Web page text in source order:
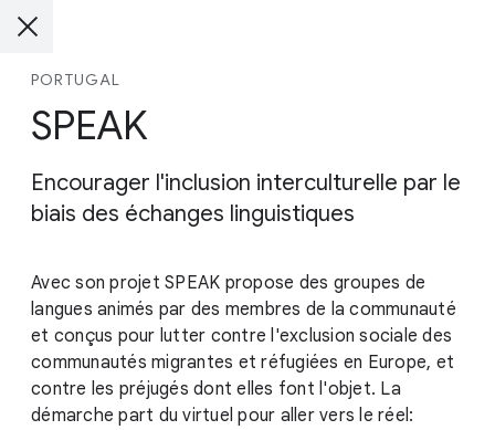
PORTUGAL
SPEAK
Encourager l'inclusion interculturelle par le
biais des échanges linguistiques
Avec son projet SPEAK propose des groupes de
langues animés par des membres de la communauté
et conçus pour lutter contre l'exclusion sociale des
communautés migrantes et réfugiées en Europe, et
contre les préjugés dont elles font l'objet. La
démarche part du virtuel pour aller vers le réel: